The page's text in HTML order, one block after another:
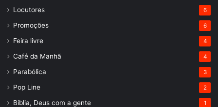
Locutores 6
Promoções 6
Feira livre 4
Café da Manhã 4
Parabólica 3
Pop Line 2
Bíblia, Deus com a gente 1